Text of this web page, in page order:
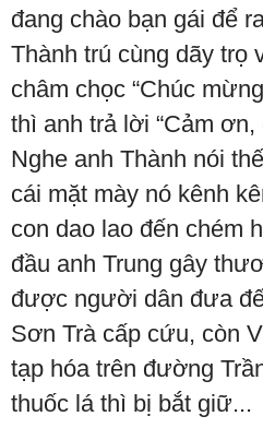
đang chào bạn gái để
Thành trú cùng dãy trọ
châm chọc “Chúc
thì anh trả lời “Cảm ơn,
Nghe anh Thành nói
cái mặt mày nó kênh
con dao lao đến chém
đầu anh Trung gây
được người dân đưa
Sơn Trà cấp cứu, còn
tạp hóa trên đường
thuốc lá thì bị bắt giữ...